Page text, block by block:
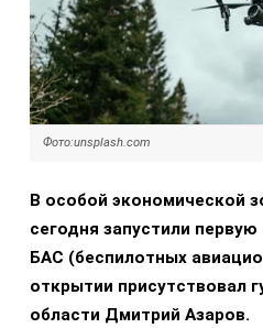
Фото:unsplash.com
В особой экономической
сегодня запустили
БАС (беспилотных
открытии присутствовал
области Дмитрий Азаров.